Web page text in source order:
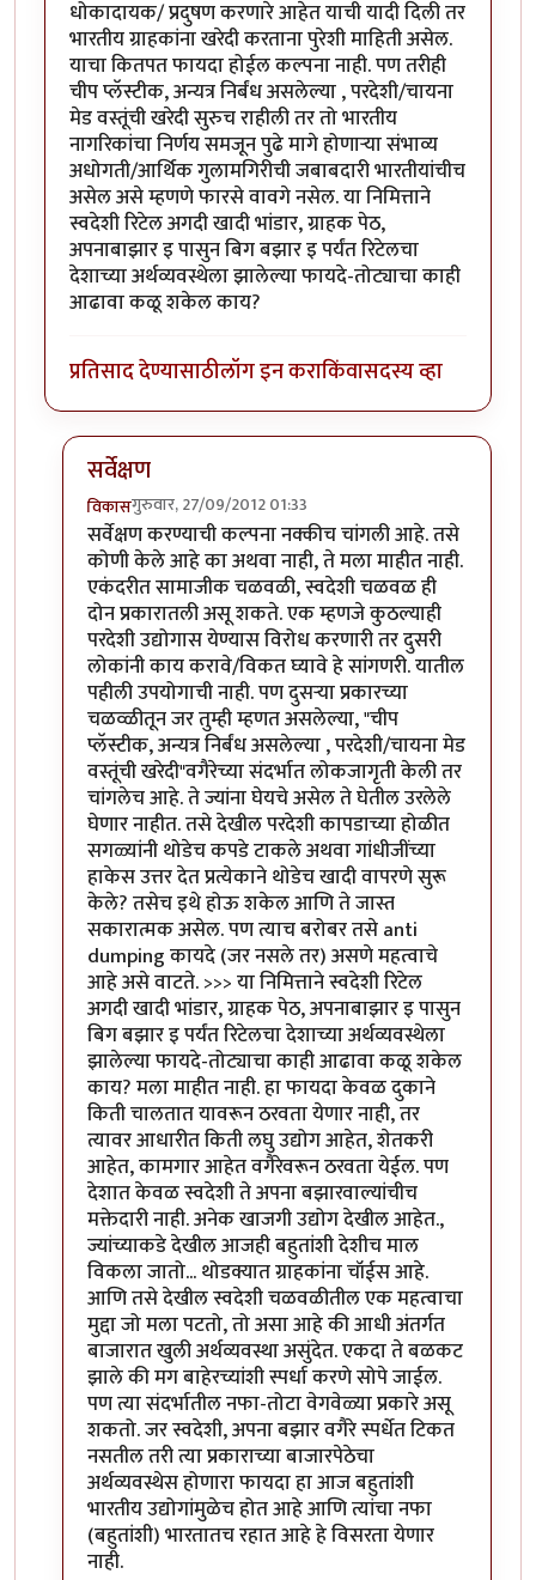
धोकादायक/ प्रदुषण करणारे आहेत याची यादी दिली तर
भारतीय ग्राहकांना खरेदी करताना पुरेशी माहिती असेल.
याचा कितपत फायदा होईल कल्पना नाही. पण तरीही
चीप प्लॅस्टीक, अन्यत्र निर्बंध असलेल्या , परदेशी/चायना
मेड वस्तूंची खरेदी सुरुच राहीली तर तो भारतीय
नागरिकांचा निर्णय समजून पुढे मागे होणार्‍या संभाव्य
अधोगती/आर्थिक गुलामगिरीची जबाबदारी भारतीयांचीच
असेल असे म्हणणे फारसे वावगे नसेल. या निमित्ताने
स्वदेशी रिटेल अगदी खादी भांडार, ग्राहक पेठ,
अपनाबाझार इ पासुन बिग बझार इ पर्यंत रिटेलचा
देशाच्या अर्थव्यवस्थेला झालेल्या फायदे-तोट्याचा काही
आढावा कळू शकेल काय?
प्रतिसाद देण्यासाठीलॉग इन कराकिंवासदस्य व्हा
सर्वेक्षण
विकासगुरुवार, 27/09/2012 01:33
In reply toस्वदेशी चळवळbyसहज
सर्वेक्षण करण्याची कल्पना नक्कीच चांगली आहे. तसे
कोणी केले आहे का अथवा नाही, ते मला माहीत नाही.
एकंदरीत सामाजीक चळवळी, स्वदेशी चळवळ ही
दोन प्रकारातली असू शकते. एक म्हणजे कुठल्याही
परदेशी उद्योगास येण्यास विरोध करणारी तर दुसरी
लोकांनी काय करावे/विकत घ्यावे हे सांगणरी. यातील
पहीली उपयोगाची नाही. पण दुसर्‍या प्रकारच्या
चळव्ळीतून जर तुम्ही म्हणत असलेल्या, "चीप
प्लॅस्टीक, अन्यत्र निर्बंध असलेल्या , परदेशी/चायना मेड
वस्तूंची खरेदी"वगैरेच्या संदर्भात लोकजागृती केली तर
चांगलेच आहे. ते ज्यांना घेयचे असेल ते घेतील उरलेले
घेणार नाहीत. तसे देखील परदेशी कापडाच्या होळीत
सगळ्यांनी थोडेच कपडे टाकले अथवा गांधीजींच्या
हाकेस उत्तर देत प्रत्येकाने थोडेच खादी वापरणे सुरू
केले? तसेच इथे होऊ शकेल आणि ते जास्त
सकारात्मक असेल. पण त्याच बरोबर तसे anti
dumping कायदे (जर नसले तर) असणे महत्वाचे
आहे असे वाटते. >>> या निमित्ताने स्वदेशी रिटेल
अगदी खादी भांडार, ग्राहक पेठ, अपनाबाझार इ पासुन
बिग बझार इ पर्यंत रिटेलचा देशाच्या अर्थव्यवस्थेला
झालेल्या फायदे-तोट्याचा काही आढावा कळू शकेल
काय? मला माहीत नाही. हा फायदा केवळ दुकाने
किती चालतात यावरून ठरवता येणार नाही, तर
त्यावर आधारीत किती लघु उद्योग आहेत, शेतकरी
आहेत, कामगार आहेत वगैरेवरून ठरवता येईल. पण
देशात केवळ स्वदेशी ते अपना बझारवाल्यांचीच
मक्तेदारी नाही. अनेक खाजगी उद्योग देखील आहेत.,
ज्यांच्याकडे देखील आजही बहुतांशी देशीच माल
विकला जातो... थोडक्यात ग्राहकांना चॉईस आहे.
आणि तसे देखील स्वदेशी चळवळीतील एक महत्वाचा
मुद्दा जो मला पटतो, तो असा आहे की आधी अंतर्गत
बाजारात खुली अर्थव्यवस्था असुंदेत. एकदा ते बळकट
झाले की मग बाहेरच्यांशी स्पर्धा करणे सोपे जाईल.
पण त्या संदर्भातील नफा-तोटा वेगवेळ्या प्रकारे असू
शकतो. जर स्वदेशी, अपना बझार वगैरे स्पर्धेत टिकत
नसतील तरी त्या प्रकाराच्या बाजारपेठेचा
अर्थव्यवस्थेस होणारा फायदा हा आज बहुतांशी
भारतीय उद्योगांमुळेच होत आहे आणि त्यांचा नफा
(बहुतांशी) भारतातच रहात आहे हे विसरता येणार
नाही.